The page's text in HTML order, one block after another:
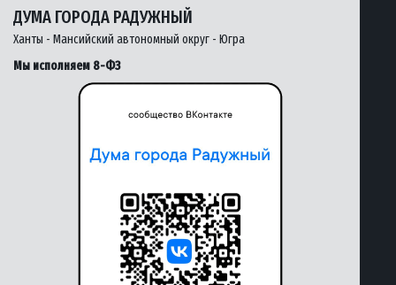
ДУМА ГОРОДА РАДУЖНЫЙ
Ханты - Мансийский автономный округ - Югра
Мы исполняем 8-ФЗ